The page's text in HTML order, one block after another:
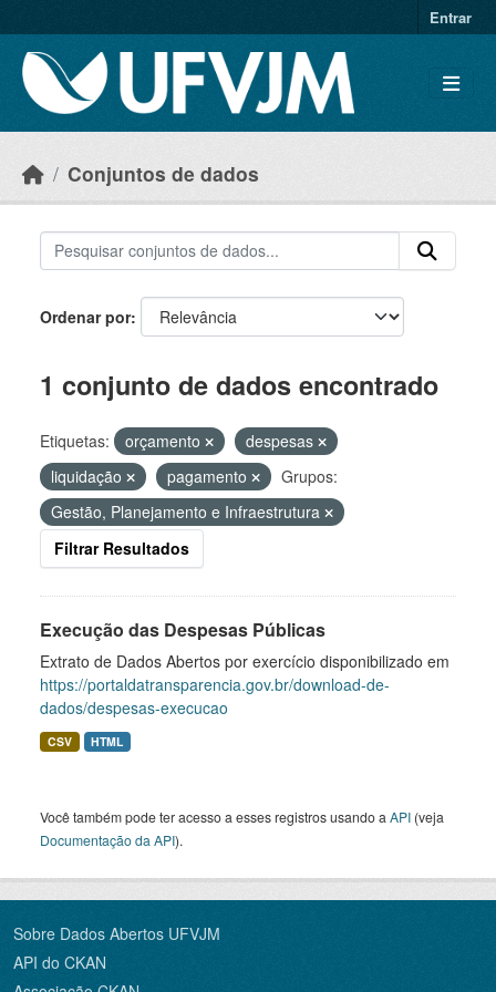
Entrar
Conjuntos de dados
Ordenar por
1 conjunto de dados encontrado
Etiquetas: orçamento
despesas
liquidação
pagamento
Grupos:
Gestão, Planejamento e Infraestrutura
Filtrar Resultados
Execução das Despesas Públicas
Extrato de Dados Abertos por exercício disponibilizado em
https://portaldatransparencia.gov.br/download-de-
dados/despesas-execucao
CSV HTML
Você também pode ter acesso a esses registros usando a API (veja
Documentação da API).
Sobre Dados Abertos UFVJM
API do CKAN